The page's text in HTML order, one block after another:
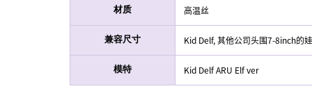
材质 高温丝
兼容尺寸 Kid Delf, 其他公司头围7-8inch的
模特 Kid Delf ARU Elf ver